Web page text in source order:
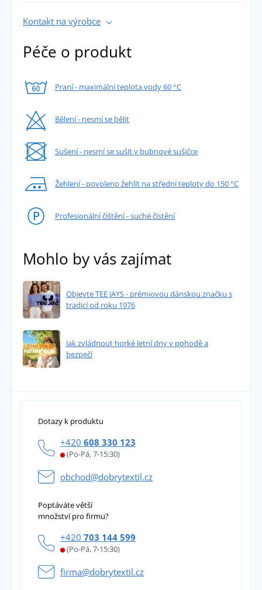
Kontakt na výrobce
Péče o produkt
Praní - maximální teplota vody 60 °C
Bělení - nesmí se bělit
Sušení - nesmí se sušit v bubnové sušičce
Žehlení - povoleno žehlit na střední teploty do 150 °C
Profesionální čištění - suché čistění
Mohlo by vás zajímat
Objevte TEE JAYS - prémiovou dánskou značku s
tradicí od roku 1976
Jak zvládnout horké letní dny v pohodě a
bezpečí
Dotazy k produktu
+420 608 330 123
(Po-Pá, 7-15:30)
obchod@dobrytextil.cz
Poptáváte větší
množství pro firmu?
+420 703 144 599
(Po-Pá, 7-15:30)
firma@dobrytextil.cz